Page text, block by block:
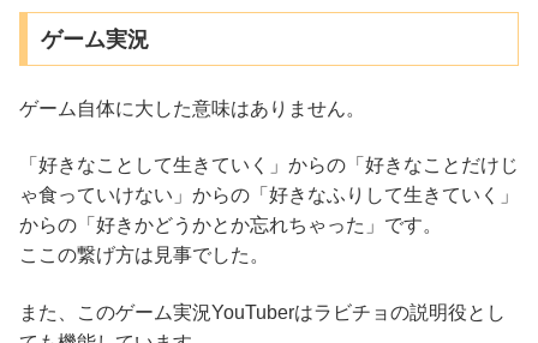
ゲーム実況
ゲーム自体に大した意味はありません。
「好きなことして生きていく」からの「好きなことだけじ
ゃ食っていけない」からの「好きなふりして生きていく」
からの「好きかどうかとか忘れちゃった」です。
ここの繋げ方は見事でした。
また、このゲーム実況YouTuberはラビチョの説明役とし